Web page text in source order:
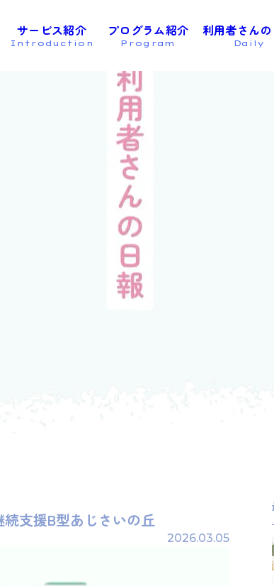
サービス紹介
Introduction
プログラム紹介
Program
利用者さん
Daily
支援B型あじさいの丘
2026.03.05